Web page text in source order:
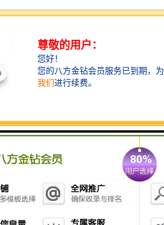
以上价格均为参考价，如
服或者电联客服经理！
单层活动板房是通过充分
攻钉的链接面组成的定型
单层活动板房可工业化生
用，免室内装修，实现了
快捷安全的临建理念。
结构可靠：密封严密、